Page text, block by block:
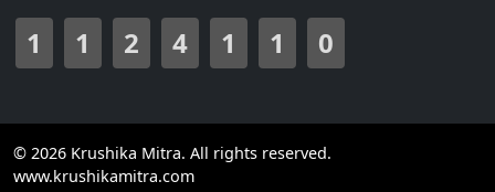
1 1 2 4 1 1 0
© 2026 Krushika Mitra. All rights reserved.
www.krushikamitra.com